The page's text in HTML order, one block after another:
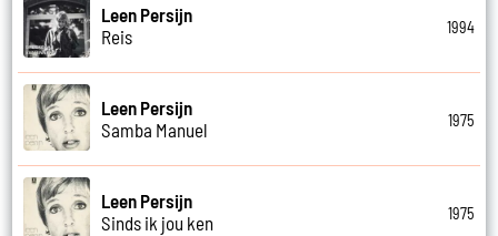
Leen Persijn
Reis
1994
Leen Persijn
Samba Manuel
1975
Leen Persijn
Sinds ik jou ken
1975